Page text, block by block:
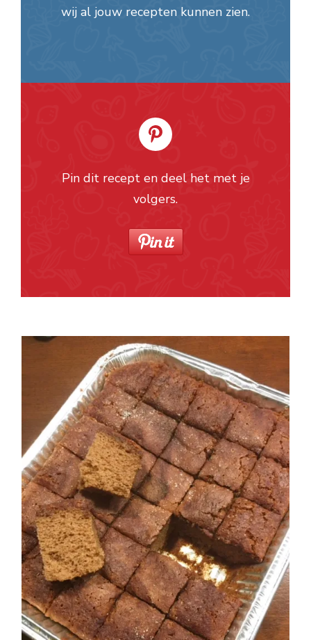
wij al jouw recepten kunnen zien.
Pin dit recept en deel het met je
volgers.